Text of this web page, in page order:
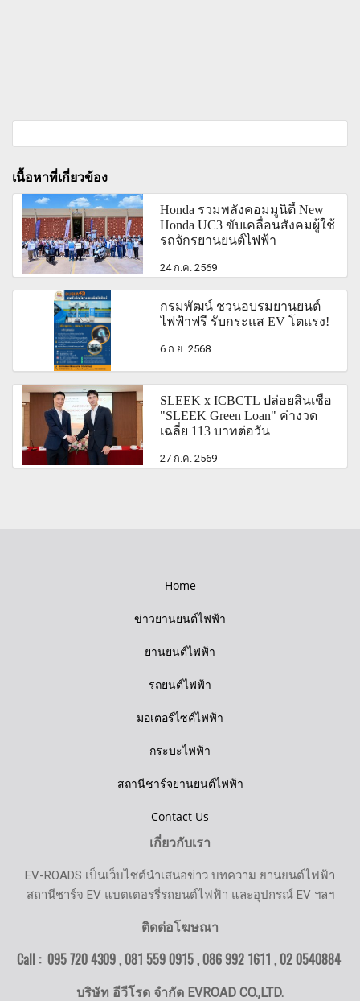
เนื้อหาที่เกี่ยวข้อง
Honda รวมพลังคอมมูนิตี้ New
Honda UC3 ขับเคลื่อนสังคมผู้ใช้
รถจักรยานยนต์ไฟฟ้า
24 ก.ค. 2569
กรมพัฒน์ ชวนอบรมยานยนต์
ไฟฟ้าฟรี รับกระแส EV โตแรง!
6 ก.ย. 2568
SLEEK x ICBCTL ปล่อยสินเชื่อ
"SLEEK Green Loan" ค่างวด
เฉลี่ย 113 บาทต่อวัน
27 ก.ค. 2569
Home
ข่าวยานยนต์ไฟฟ้า
ยานยนต์ไฟฟ้า
รถยนต์ไฟฟ้า
มอเตอร์ไซค์ไฟฟ้า
กระบะไฟฟ้า
สถานีชาร์จยานยนต์ไฟฟ้า
Contact Us
เกี่ยวกับเรา
EV-ROADS เป็นเว็บไซต์นำเสนอข่าว บทความ ยานยนต์ไฟฟ้า
สถานีชาร์จ EV แบตเตอรรี่รถยนต์ไฟฟ้า และอุปกรณ์ EV ฯลฯ
ติดต่อโฆษณา
Call : 095 720 4309 , 081 559 0915 , 086 992 1611 ,02 0540884
บริษัท อีวีโรด จำกัด EVROAD CO.,LTD.